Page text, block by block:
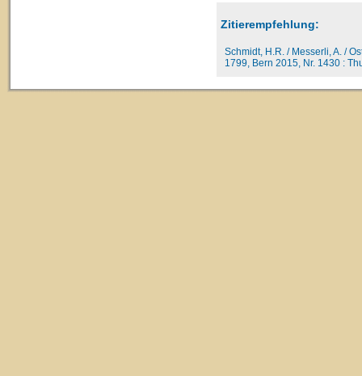
Zitierempfehlung:
Schmidt, H.R. / Messerli, A. /
1799, Bern 2015, Nr. 1430 :